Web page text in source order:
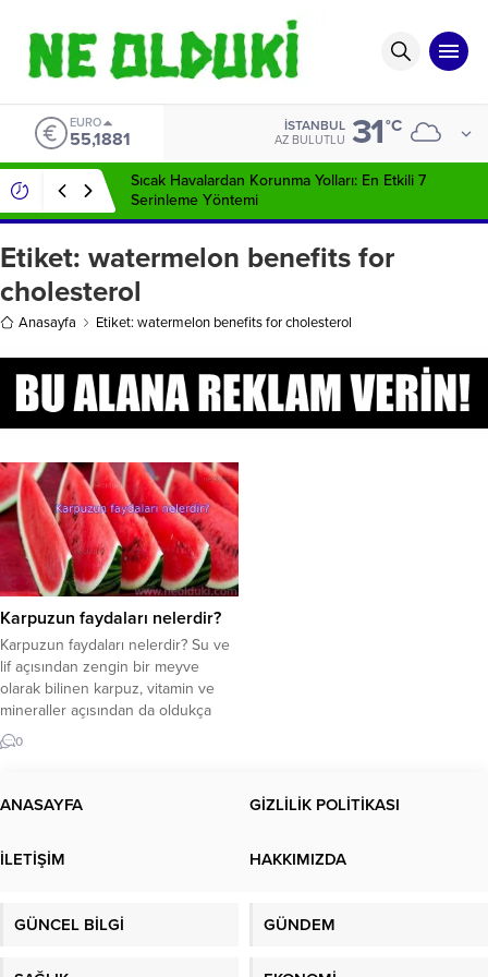
EURO
55,1881
İSTANBUL
AZ BULUTLU 31°C
Sıcak Havalardan Korunma Yolları: En Etkili 7
Serinleme Yöntemi
Etiket: watermelon benefits for
cholesterol
Anasayfa Etiket: watermelon benefits for cholesterol
Karpuzun faydaları nelerdir?
Karpuzun faydaları nelerdir? Su ve
lif açısından zengin bir meyve
olarak bilinen karpuz, vitamin ve
mineraller açısından da oldukça
faydalı bir meyvedir. Ancak çok
fazla şeker içerdiğinden iki
Karpuzdaki besinler nelerdir? Yaz
meyve sofralarda olur. Bunlardan
0
ANASAYFA GİZLİLİK POLİTİKASI
İLETİŞİM HAKKIMIZDA
GÜNCEL BİLGİ GÜNDEM